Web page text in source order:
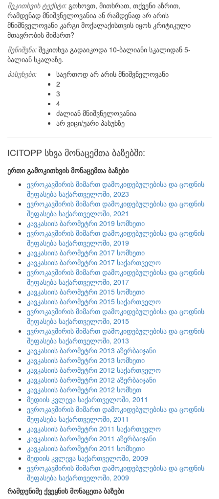
შეკითხვის ტექსტი: გთხოვთ, მითხრათ, თქვენი აზრით,
რამდენად მნიშვნელოვანია ან რამდენად არ არის
მნიშნველოვანი კარგი მოქალაქისთვის იყოს კრიტიკული
მთავრობის მიმართ?
შენიშვნა: შეკითხვა გადაიკოდა 10-ბალიანი სკალიდან 5-
ბალიან სკალაზე.
პასუხები:
საერთოდ არ არის მნიშვნელოვანი
2
3
4
ძალიან მნიშვნელოვანია
არ ვიცი/უარი პასუხზე
ICITOPP სხვა მონაცემთა ბაზებში:
ერთი გამოკითხვის მონაცემთა ბაზები
ევროკავშირის მიმართ დამოკიდებულებისა და ცოდნის
შეფასება საქართველოში, 2023
ევროკავშირის მიმართ დამოკიდებულებისა და ცოდნის
შეფასება საქართველოში, 2021
კავკასიის ბარომეტრი 2019 სომხეთი
ევროკავშირის მიმართ დამოკიდებულებისა და ცოდნის
შეფასება საქართველოში, 2019
კავკასიის ბარომეტრი 2017 სომხეთი
კავკასიის ბარომეტრი 2017 საქართველო
ევროკავშირის მიმართ დამოკიდებულებისა და ცოდნის
შეფასება საქართველოში, 2017
კავკასიის ბარომეტრი 2015 სომხეთი
კავკასიის ბარომეტრი 2015 საქართველო
ევროკავშირის მიმართ დამოკიდებულებისა და ცოდნის
შეფასება საქართველოში, 2015
ევროკავშირის მიმართ დამოკიდებულებისა და ცოდნის
შეფასება საქართველოში, 2013
კავკასიის ბარომეტრი 2013 აზერბაიჯანი
კავკასიის ბარომეტრი 2013 სომხეთი
კავკასიის ბარომეტრი 2012 საქართველო
კავკასიის ბარომეტრი 2012 აზერბაიჯანი
კავკასიის ბარომეტრი 2012 სომხეთ
მედიის კვლევა საქართველოში, 2011
ევროკავშირის მიმართ დამოკიდებულებისა და ცოდნის
შეფასება საქართველოში, 2011
კავკასიის ბარომეტრი 2011 საქართველო
კავკასიის ბარომეტრი 2011 აზერბაიჯანი
კავკასიის ბარომეტრი 2011 სომხეთი
მედიის კვლევა საქართველოში, 2009
ევროკავშირის მიმართ დამოკიდებულებისა და ცოდნის
შეფასება საქართველოში, 2009
რამდენიმე ქვეყნის მონაცეთა ბაზები